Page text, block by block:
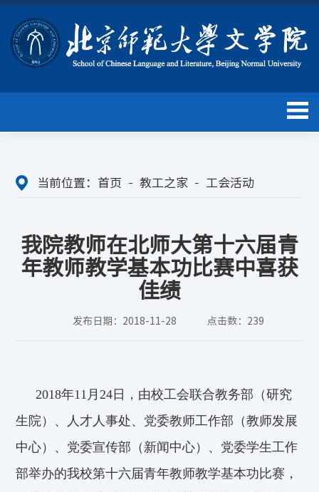
当前位置： 首页 教工之家 工会活动
我院教师在北师大第十六届青
年教师教学基本功比赛中喜获
佳绩
发布日期：2018-11-28 点击数： 239
2018年11 月24 日，由校工会联合教务部（研究
生院）、人才人事处、党委教师工作部（教师发展
中心）、党委宣传部（新闻中心）、党委学生工作
部举办的我校第十六届青年教师教学基本功比赛，